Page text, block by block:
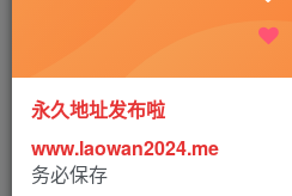
【应用名称】：微商海报解锁版
【应用版本】：1.2.7
永久地址发布啦
www.laowan2024.me
务必保存